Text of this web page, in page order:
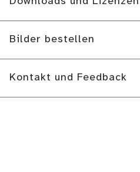
Bilder bestellen
Kontakt und Feedback